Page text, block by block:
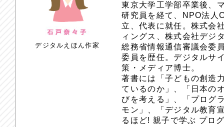
デジタルえほん作家
東京大学工学部卒業後、
研究員を経て、NPO法人
立、代表に就任。株式会
ィングス、株式会社デジ
総務省情報通信審議会委
委員を歴任。デジタルサ
策・メディア博士。
著書には「子どもの創造
ているのか」、「日本の
びを考える」、「プログ
モン」、「デジタル教育
るほど! 親子で学ぶ プロ